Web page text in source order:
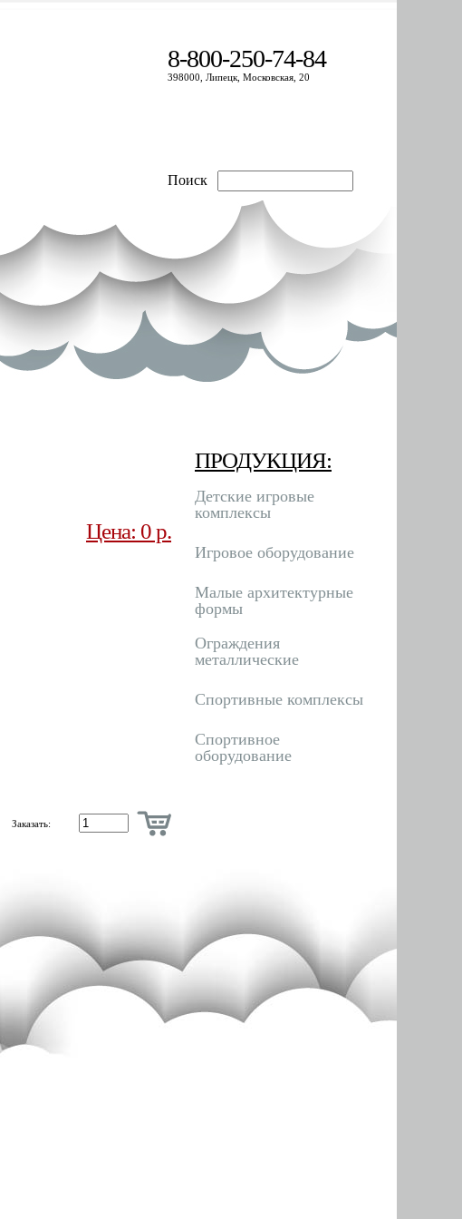
8-800-250-74-84
398000, Липецк, Московская, 20
Поиск
Цена: 0 р.
Заказать:
ПРОДУКЦИЯ:
Детские игровые
комплексы
Игровое оборудование
Малые архитектурные
формы
Ограждения
металлические
Спортивные комплексы
Спортивное
оборудование